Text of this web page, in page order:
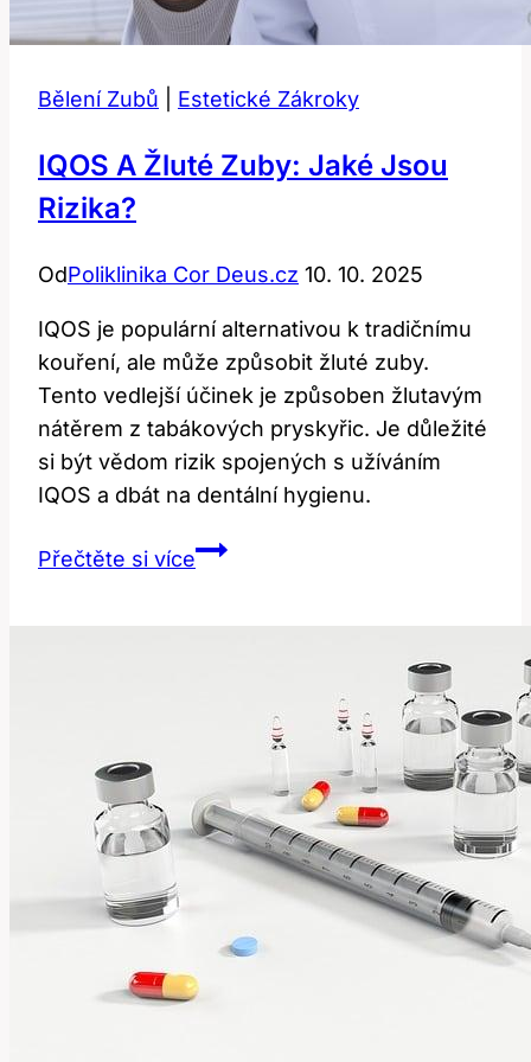
Bělení Zubů Estetické Zákroky
IQOS A Žluté Zuby: Jaké Jsou
Rizika?
OdPoliklinika Cor Deus.cz 10. 10. 2025
IQOS je populární alternativou k tradičnímu
kouření, ale může způsobit žluté zuby.
Tento vedlejší účinek je způsoben žlutavým
nátěrem z tabákových pryskyřic. Je důležité
si být vědom rizik spojených s užíváním
IQOS a dbát na dentální hygienu.
Přečtěte si víceIQOS